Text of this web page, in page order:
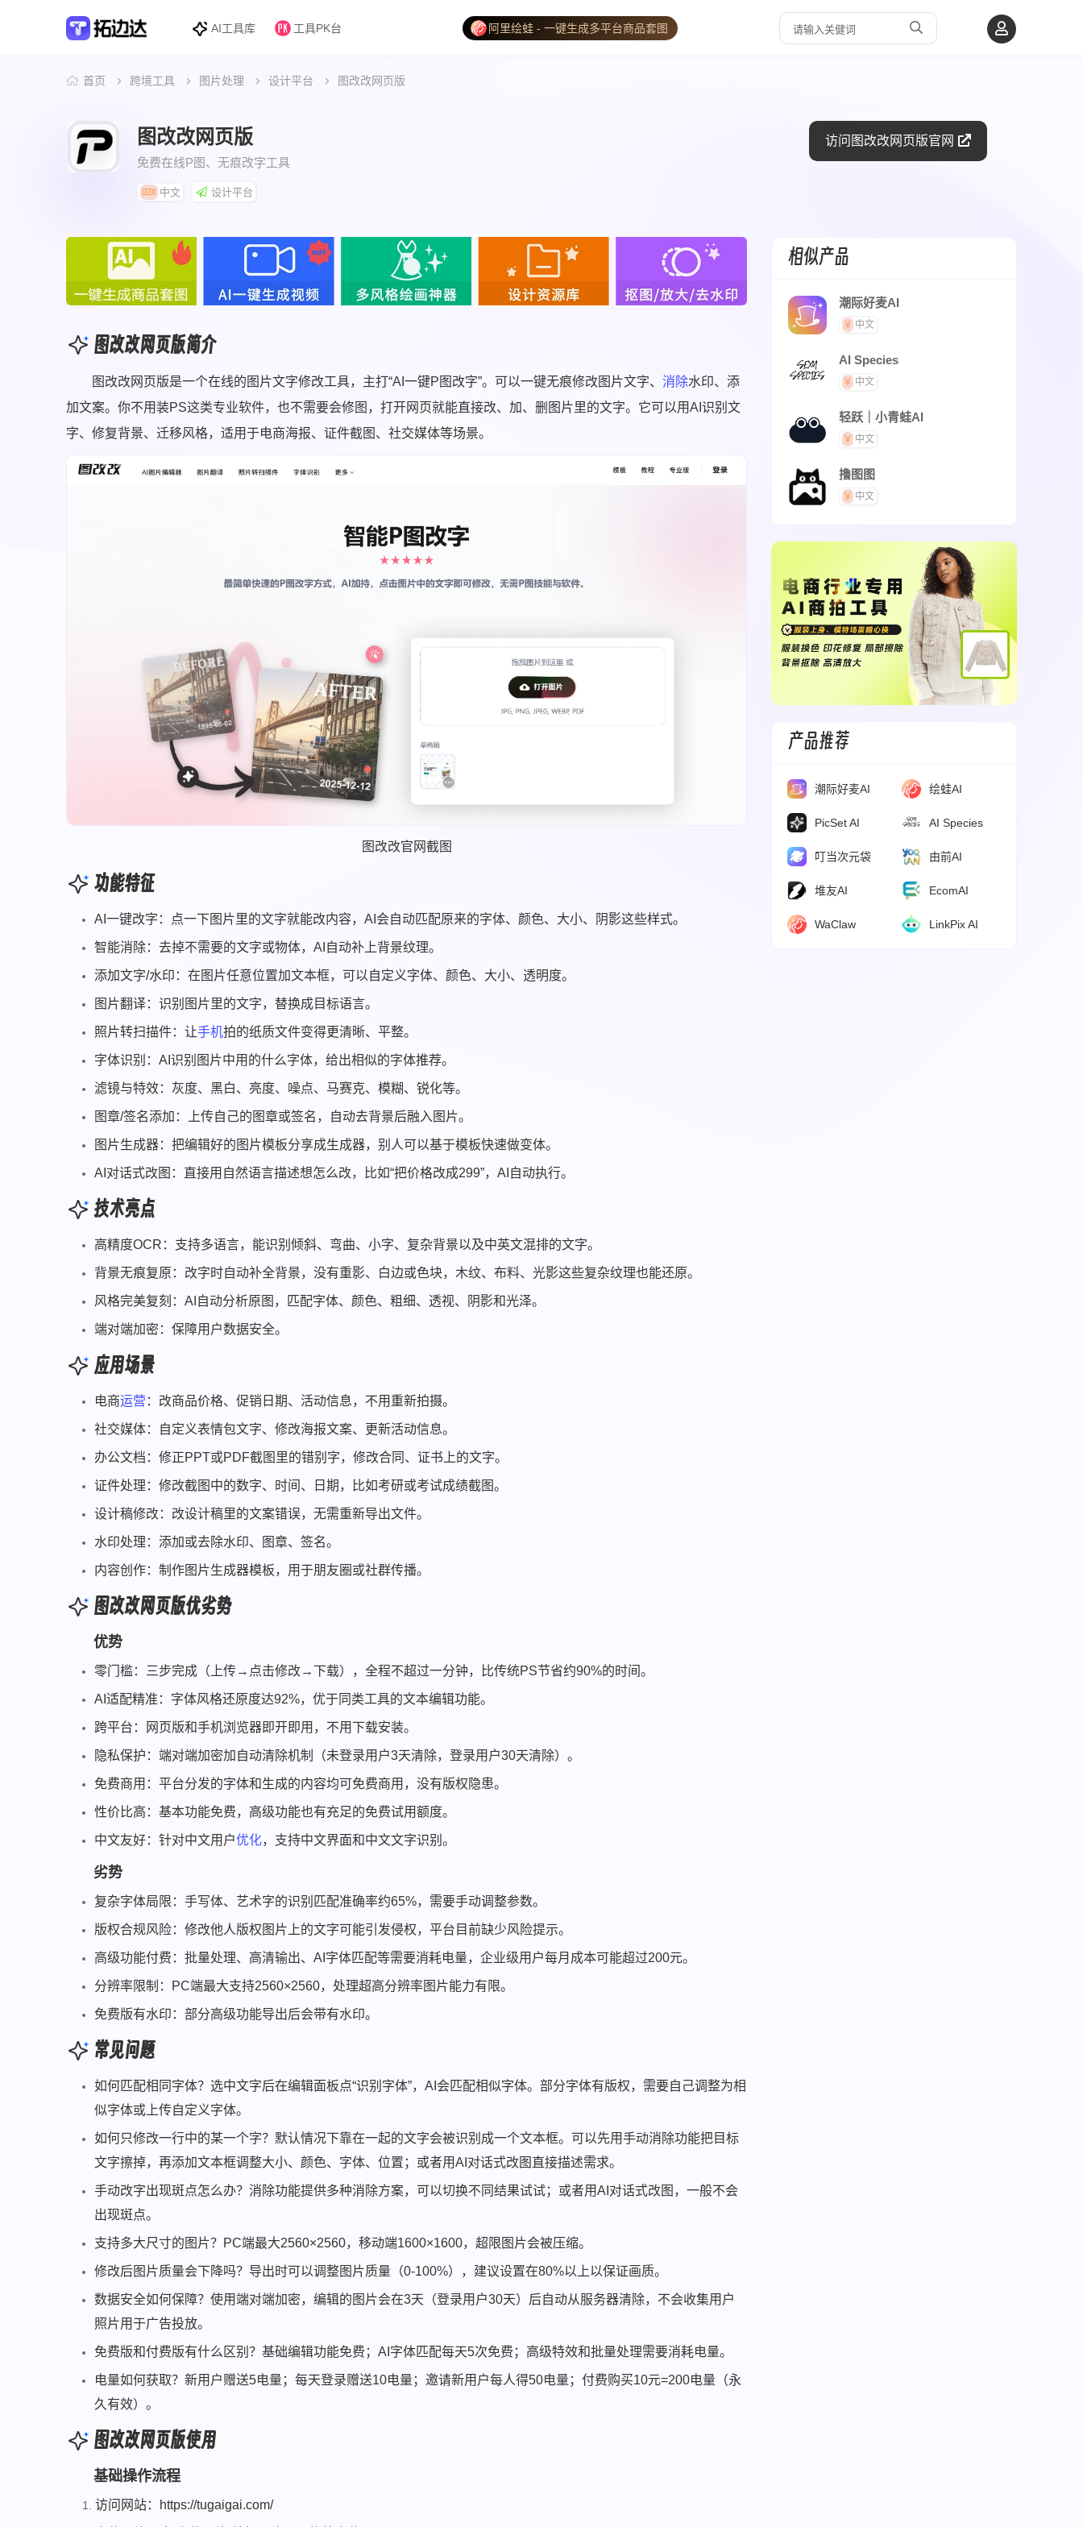
AI工具库 工具PK台 阿里绘蛙 - 一键生成多平台商品套图
首页 跨境工具 图片处理 设计平台 图改改网页版
图改改网页版
免费在线P图、无痕改字工具
中文 设计平台
访问图改改网页版官网
图改改网页版简介
图改改网页版是一个在线的图片文字修改工具，主打“AI一键P图改字”。可以一键无痕修改图片文字、 消除水印、添
加文案。你不用装PS这类专业软件，也不需要会修图，打开网页就能直接改、加、删图片里的文字。它可以用AI识别文
字、修复背景、迁移风格，适用于电商海报、证件截图、社交媒体等场景。
图改改官网截图
功能特征
AI一键改字：点一下图片里的文字就能改内容，AI会自动匹配原来的字体、颜色、大小、阴影这些样式。
智能消除：去掉不需要的文字或物体，AI自动补上背景纹理。
添加文字/水印：在图片任意位置加文本框，可以自定义字体、颜色、大小、透明度。
图片翻译：识别图片里的文字，替换成目标语言。
照片转扫描件：让手机拍的纸质文件变得更清晰、平整。
字体识别：AI识别图片中用的什么字体，给出相似的字体推荐。
滤镜与特效：灰度、黑白、亮度、噪点、马赛克、模糊、锐化等。
图章/签名添加：上传自己的图章或签名，自动去背景后融入图片。
图片生成器：把编辑好的图片模板分享成生成器，别人可以基于模板快速做变体。
AI对话式改图：直接用自然语言描述想怎么改，比如“把价格改成299”，AI自动执行。
技术亮点
高精度OCR：支持多语言，能识别倾斜、弯曲、小字、复杂背景以及中英文混排的文字。
背景无痕复原：改字时自动补全背景，没有重影、白边或色块，木纹、布料、光影这些复杂纹理也能还原。
风格完美复刻：AI自动分析原图，匹配字体、颜色、粗细、透视、阴影和光泽。
端对端加密：保障用户数据安全。
应用场景
电商运营 ：改商品价格、促销日期、活动信息，不用重新拍摄。
社交媒体：自定义表情包文字、修改海报文案、更新活动信息。
办公文档：修正PPT或PDF截图里的错别字，修改合同、证书上的文字。
证件处理：修改截图中的数字、时间、日期，比如考研或考试成绩截图。
设计稿修改：改设计稿里的文案错误，无需重新导出文件。
水印处理：添加或去除水印、图章、签名。
内容创作：制作图片生成器模板，用于朋友圈或社群传播。
图改改网页版优劣势
优势
零门槛：三步完成（上传→点击修改→下载），全程不超过一分钟，比传统PS节省约90%的时间。
AI适配精准：字体风格还原度达92%，优于同类工具的文本编辑功能。
跨平台：网页版和手机浏览器即开即用，不用下载安装。
隐私保护：端对端加密加自动清除机制（未登录用户3天清除，登录用户30天清除）。
免费商用：平台分发的字体和生成的内容均可免费商用，没有版权隐患。
性价比高：基本功能免费，高级功能也有充足的免费试用额度。
中文友好：针对中文用户优化，支持中文界面和中文文字识别。
劣势
复杂字体局限：手写体、艺术字的识别匹配准确率约65%，需要手动调整参数。
版权合规风险：修改他人版权图片上的文字可能引发侵权，平台目前缺少风险提示。
高级功能付费：批量处理、高清输出、AI字体匹配等需要消耗电量，企业级用户每月成本可能超过200元。
分辨率限制：PC端最大支持2560×2560，处理超高分辨率图片能力有限。
免费版有水印：部分高级功能导出后会带有水印。
常见问题
如何匹配相同字体？选中文字后在编辑面板点“识别字体”，AI会匹配相似字体。部分字体有版权，需要自己调整为相
似字体或上传自定义字体。
如何只修改一行中的某一个字？默认情况下靠在一起的文字会被识别成一个文本框。可以先用手动消除功能把目标
文字擦掉，再添加文本框调整大小、颜色、字体、位置；或者用AI对话式改图直接描述需求。
手动改字出现斑点怎么办？消除功能提供多种消除方案，可以切换不同结果试试；或者用AI对话式改图，一般不会
出现斑点。
支持多大尺寸的图片？PC端最大2560×2560，移动端1600×1600，超限图片会被压缩。
修改后图片质量会下降吗？导出时可以调整图片质量（0-100%），建议设置在80%以上以保证画质。
数据安全如何保障？使用端对端加密，编辑的图片会在3天（登录用户30天）后自动从服务器清除，不会收集用户
照片用于广告投放。
免费版和付费版有什么区别？基础编辑功能免费；AI字体匹配每天5次免费；高级特效和批量处理需要消耗电量。
电量如何获取？新用户赠送5电量；每天登录赠送10电量；邀请新用户每人得50电量；付费购买10元=200电量（永
久有效）。
图改改网页版使用
基础操作流程
访问网站：https://tugaigai.com/
相似产品
潮际好麦AI
中文
AI Species
中文
轻跃｜小青蛙AI
中文
撸图图
中文
产品推荐
潮际好麦AI 绘蛙AI
PicSet AI AI Species
叮当次元袋 由前AI
堆友AI EcomAI
WaClaw LinkPix AI